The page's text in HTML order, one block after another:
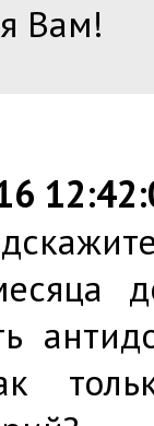
Вам!